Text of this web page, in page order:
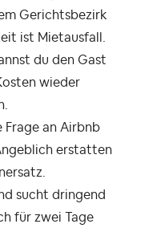
Gerichtsbezirk
ist Mietausfall.
du den Gast
wieder
Frage an Airbnb
erstatten
sucht dringend
für zwei Tage